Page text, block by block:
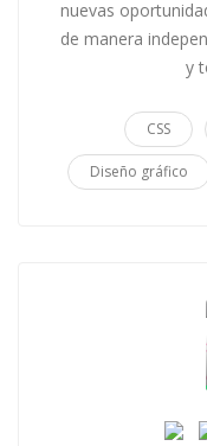
nuevas
de manera
y
CSS
Diseño gráfico